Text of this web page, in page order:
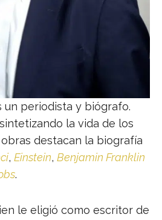
un periodista y biógrafo.
la vida de los
destacan la biografía
, Einstein, Benjamin Franklin
.
le eligió como escritor de